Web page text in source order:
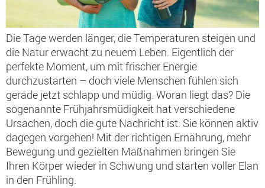
Die Tage werden länger, die Temperaturen steigen und
die Natur erwacht zu neuem Leben. Eigentlich der
perfekte Moment, um mit frischer Energie
durchzustarten – doch viele Menschen fühlen sich
gerade jetzt schlapp und müdig. Woran liegt das? Die
sogenannte Frühjahrsmüdigkeit hat verschiedene
Ursachen, doch die gute Nachricht ist: Sie können aktiv
dagegen vorgehen! Mit der richtigen Ernährung, mehr
Bewegung und gezielten Maßnahmen bringen Sie
Ihren Körper wieder in Schwung und starten voller Elan
in den Frühling.